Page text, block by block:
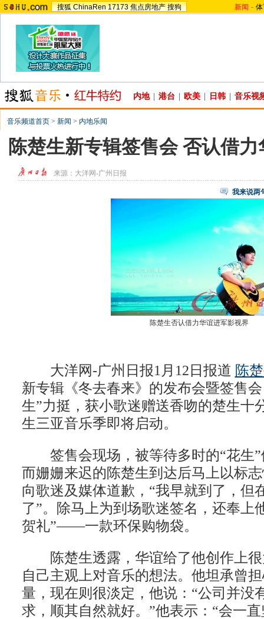
搜狐 ChinaRen 17173 焦点房地产 搜狗 新闻 -
内地 港台 欧美 日韩 音乐视
音乐频道首页 > 新闻 > 内地乐闻
陈楚生新专辑签售会 否认借
来源： 大洋网-广州日报
我来说两
陈楚生否认借力华谊进军影视界
大洋网-广州日报1月12日报道 陈
新专辑《冬去春来》的发布会暨签售
生”力挺，获小歌迷赠送香吻的楚生十
生三亚音乐季即将启动。
签售会现场，被等待多时的“花生”
而姗姗来迟的陈楚生到达后马上以标
向歌迷及媒体道歉，“我早就到了，但
了”。除马上为到场歌迷签名，还奉上
贺礼”——一款环保购物袋。
陈楚生透露，华谊给了他创作上很
自己主观上对音乐的想法。他坦承曾
量，现在则很淡定，他说：“公司并没
求，顺其自然就好。”他表示：“会一